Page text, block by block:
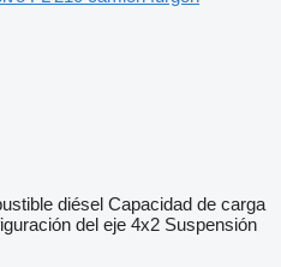
diésel Capacidad de carga
del eje 4x2 Suspensión